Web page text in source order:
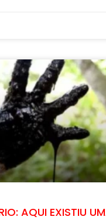
AQUI EXISTIU